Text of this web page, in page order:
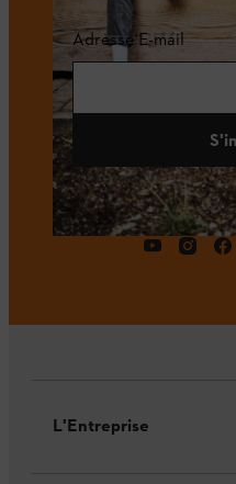
Adresse E-mail
L'Entreprise